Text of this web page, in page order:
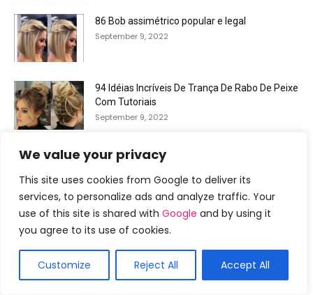
We value your privacy
This site uses cookies from Google to deliver its
services, to personalize ads and analyze traffic. Your
use of this site is shared with Google and by using it
you agree to its use of cookies.
Customize Reject All Accept All
86 Bob assimétrico popular e legal
September 9, 2022
94 Idéias Incríveis De Trança De Rabo De Peixe
Com Tutoriais
September 9, 2022